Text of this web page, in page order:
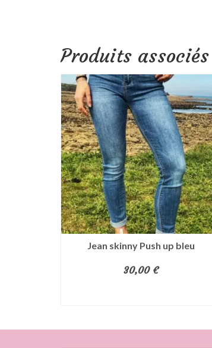
Produits associés
Jean skinny Push up bleu
30,00 €
produit